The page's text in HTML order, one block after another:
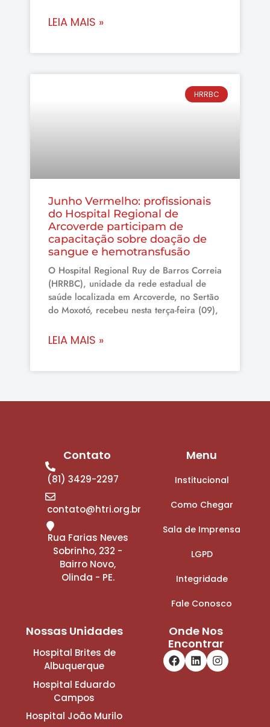
LEIA MAIS »
HRRBC
Junho Vermelho: profissionais
do Hospital Regional de
Arcoverde participam de
capacitação sobre doação de
sangue e hemotransfusão
O Hospital Regional Ruy de Barros Correia
(HRRBC), unidade da rede estadual de
saúde localizada em Arcoverde, no Sertão
do Moxotó, recebeu nesta terça-feira (09),
LEIA MAIS »
Contato
(81) 3429-2297
contato@htri.org.br
Rua Farias Neves
Sobrinho, 232 -
Bairro Novo,
Olinda - PE.
Menu
Institucional
Como Chegar
Sala de Imprensa
LGPD
Integridade
Fale Conosco
Nossas Unidades
Hospital Brites de
Albuquerque
Hospital Eduardo
Campos
Hospital João Murilo
Onde Nos
Encontrar